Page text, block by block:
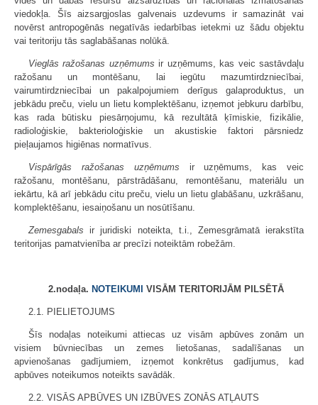
viedokļa. Šīs aizsargjoslas galvenais uzdevums ir samazināt vai
novērst antropogēnās negatīvās iedarbības ietekmi uz šādu objektu
vai teritoriju tās saglabāšanas nolūkā.
Vieglās ražošanas uzņēmums ir uzņēmums, kas veic sastāvdaļu
ražošanu un montēšanu, lai iegūtu mazumtirdzniecībai,
vairumtirdzniecībai un pakalpojumiem derīgus galaproduktus, un
jebkādu preču, vielu un lietu komplektēšanu, izņemot jebkuru darbību,
kas rada būtisku piesārņojumu, kā rezultātā ķīmiskie, fizikālie,
radioloģiskie, bakterioloģiskie un akustiskie faktori pārsniedz
pieļaujamos higiēnas normatīvus.
Vispārīgās ražošanas uzņēmums ir uzņēmums, kas veic
ražošanu, montēšanu, pārstrādāšanu, remontēšanu, materiālu un
iekārtu, kā arī jebkādu citu preču, vielu un lietu glabāšanu, uzkrāšanu,
komplektēšanu, iesaiņošanu un nosūtīšanu.
Zemesgabals ir juridiski noteikta, t.i., Zemesgrāmatā ierakstīta
teritorijas pamatvienība ar precīzi noteiktām robežām.
2.nodaļa. NOTEIKUMI VISĀM TERITORIJĀM PILSĒTĀ
2.1. PIELIETOJUMS
Šīs nodaļas noteikumi attiecas uz visām apbūves zonām un
visiem būvniecības un zemes lietošanas, sadalīšanas un
apvienošanas gadījumiem, izņemot konkrētus gadījumus, kad
apbūves noteikumos noteikts savādāk.
2.2. VISĀS APBŪVES UN IZBŪVES ZONĀS ATĻAUTS